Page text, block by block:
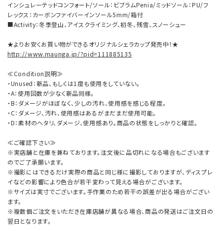
インシュレーテッドコンフォート/ソール：ビブラムPenia/ミッドソール：PU/フ
レックス：カーボンファイバーインソール5mm/箱付
■Activity：冬季登山、アイスクライミング、初冬、残雪、スノーシュー
★よりお安くお買い物ができるオリジナルシェラカップ発売中！★
http://www.maunga.jp/?pid=111885135
≪Condition説明≫
・Unused：新品、もしくは1度も使用をしていない。
・A：使用回数が少なく新品同様。
・B：ダメージがほぼなく、少しの汚れ、使用感を感じる程度。
・C：ダメージ、汚れ、使用感はあるがまだまだ使用可能。
・D：素材のヘタリ、ダメージ、使用感あり。商品の状態をしっかりと確認。
≪ご確認下さい≫
※実店舗と在庫を兼ねております。注文後に品切れになる場合もございます
のでご了承願います。
※撮影にはできるだけ実際の商品と同じ様に撮影しておりますが、ディスプレ
イなどの影響により色合が若干変わって見える場合がございます。
※サイズは実寸でございます。手作業のため若干の誤差が出る場合がござい
ます。
※複数個ご注文をいただき在庫店舗が異なる場合、商品の発送はご注文日の
翌日となります。